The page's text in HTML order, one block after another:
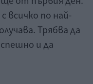
всичко по най-
Трябва да
и да